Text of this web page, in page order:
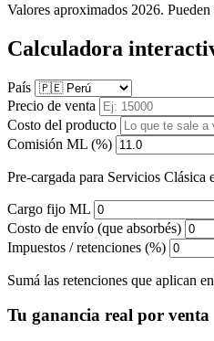
Valores aproximados 2026.
Calculadora
País
Precio de venta
Costo del producto
Comisión ML (%)
Pre-cargada para Servicios Clásica
Cargo fijo ML
Costo de envío (que absorbés)
Impuestos / retenciones (%)
Sumá las retenciones que aplican
Tu ganancia real por venta